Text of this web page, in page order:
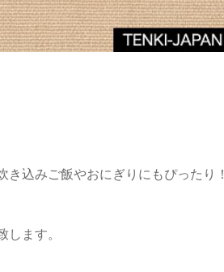
込みご飯やおにぎりにもぴったり！
ます。